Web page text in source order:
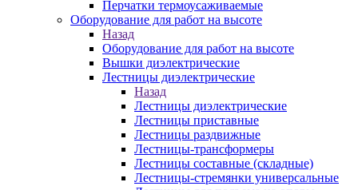
Перчатки термоусаживаемые
Оборудование для работ на высоте
Назад
Оборудование для работ на высоте
Вышки диэлектрические
Лестницы диэлектрические
Назад
Лестницы диэлектрические
Лестницы приставные
Лестницы раздвижные
Лестницы-трансформеры
Лестницы составные (складные)
Лестницы-стремянки универсальные